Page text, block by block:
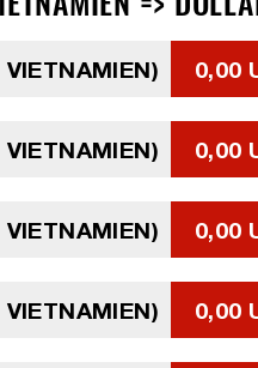
0,00
0,00
0,00
0,00